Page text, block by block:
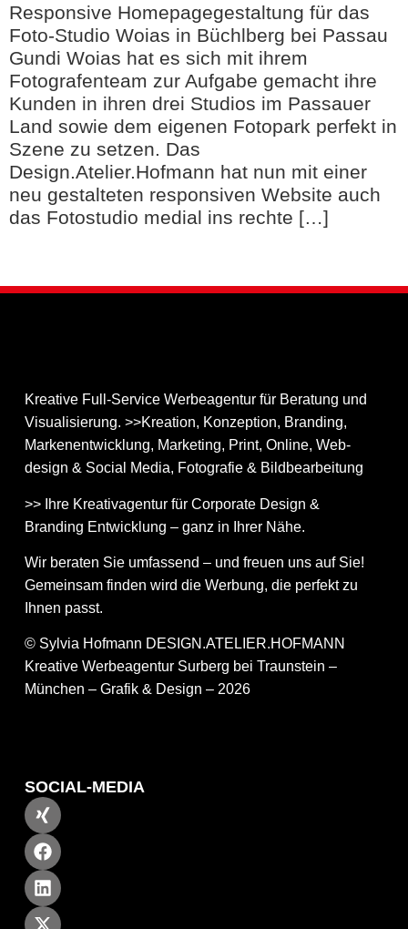
Responsive Homepagegestaltung für das
Foto-Studio Woias in Büchlberg bei Passau
Gundi Woias hat es sich mit ihrem
Fotografenteam zur Aufgabe gemacht ihre
Kunden in ihren drei Studios im Passauer
Land sowie dem eigenen Fotopark perfekt in
Szene zu setzen. Das
Design.Atelier.Hofmann hat nun mit einer
neu gestalteten responsiven Website auch
das Fotostudio medial ins rechte […]
Kreative Full-Service Werbeagentur für Beratung und
Visualisierung. >>Kreation, Konzeption, Branding,
Markenentwicklung, Marketing, Print, Online, Web­
design & Social Media, Fotografie & Bildbear­bei­tung
>> Ihre Kreativagentur für Corporate Design &
Branding Entwicklung – ganz in Ihrer Nähe.
Wir beraten Sie umfassend – und freuen uns auf Sie!
Gemeinsam finden wird die Werbung, die perfekt zu
Ihnen passt.
© Sylvia Hofmann DESIGN.ATELIER.HOFMANN
Kreative Werbeagentur Surberg bei Traunstein –
München – Grafik & Design – 2026
SOCIAL-MEDIA